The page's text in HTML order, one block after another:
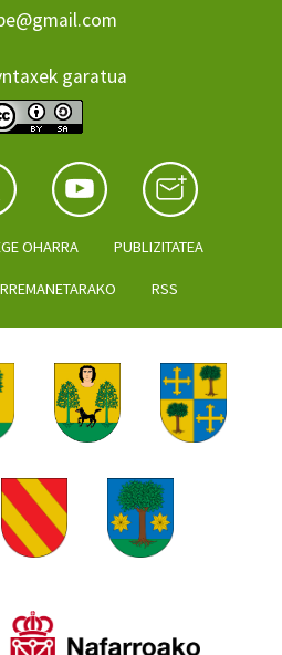
garatua
OHARRA PUBLIZITATEA
RSS